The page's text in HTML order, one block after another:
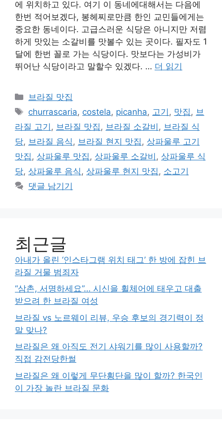
에 위치하고 있다. 여기 이 동네에대해서는 다음에
한번 적어보겠다, 봉헤찌로만큼 한인 교민들에게는
중요한 동네이다. 고급스러운 식당은 아니지만 저렴
하게 맛있는 소갈비를 맛볼수 있는 곳이다. 필자도 1
달에 한번 꼴로 가는 식당이다. 맛보다는 가성비가
뛰어난 식당이라고 말할수 있겠다. … 더 읽기
카
테
리
브라질 맛집
태
그
churrascaria, costela, picanha, 고기 , 맛집 , 브
라질 고기 , 브라질 맛집 , 브라질 소갈비 , 브라질 식
당, 브라질 음식 , 브라질 현지 맛집 , 상파울루 고기
맛집 , 상파울루 맛집 , 상파울루 소갈비 , 상파울루 식
당, 상파울루 음식 , 상파울루 현지 맛집 , 소고기
댓글 남기기
최근글
아내가 올린 ‘인스타그램 위치 태그’ 한 방에 잡힌 브
라질 거물 범죄자
“삼촌, 서명하세요”… 시신을 휠체어에 태우고 대출
받으려 한 브라질 여성
브라질 vs 노르웨이 리뷰, 우승 후보의 경기력이 정
말 맞나?
브라질은 왜 아직도 전기 샤워기를 많이 사용할까?
직접 감전당한썰
브라질은 왜 이렇게 무단횡단을 많이 할까? 한국인
이 가장 놀란 브라질 문화